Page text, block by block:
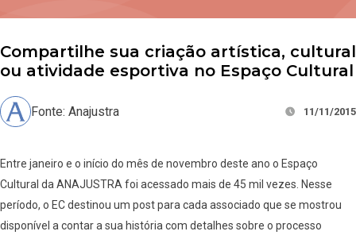
Compartilhe sua criação artística, cultural
ou atividade esportiva no Espaço Cultural
Fonte: Anajustra 11/11/2015
Entre janeiro e o início do mês de novembro deste ano o Espaço
Cultural da ANAJUSTRA foi acessado mais de 45 mil vezes. Nesse
período, o EC destinou um post para cada associado que se mostrou
disponível a contar a sua história com detalhes sobre o processo